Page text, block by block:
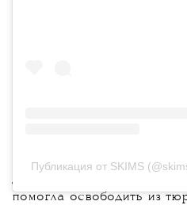
Публикация от SKIMS
Героиней первой серии
Джонсон – 64-летняя
помогла освободить из